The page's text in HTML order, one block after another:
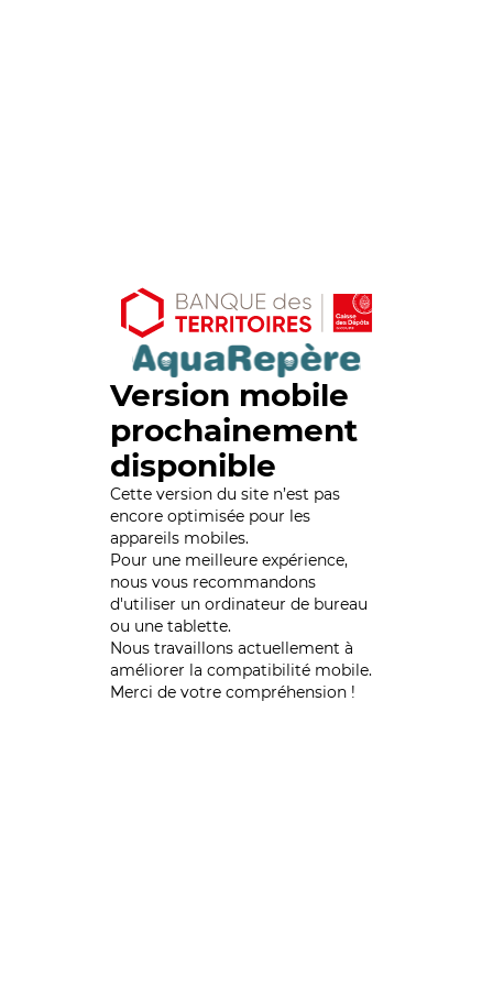
Version mobile
prochainement
disponible
Cette version du site n’est pas
encore optimisée pour les
appareils mobiles.
Pour une meilleure expérience,
nous vous recommandons
d'utiliser un ordinateur de bureau
ou une tablette.
Nous travaillons actuellement à
améliorer la compatibilité mobile.
Merci de votre compréhension !